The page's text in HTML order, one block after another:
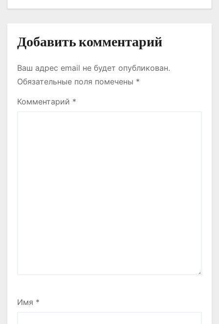
Добавить комментарий
Ваш адрес email не будет опубликован.
Обязательные поля помечены *
Комментарий *
Имя *